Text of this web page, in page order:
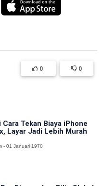
0 0
Tekan Biaya iPhone
Layar Jadi Lebih Murah
- 01 Januari 1970